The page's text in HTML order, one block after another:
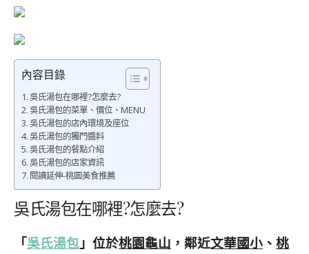
內容目錄
吳氏湯包在哪裡?怎麼去?
吳氏湯包的菜單、價位、MENU
吳氏湯包的店內環境及座位
吳氏湯包的獨門醬料
吳氏湯包的餐點介紹
吳氏湯包的店家資訊
閱讀延伸-桃園美食推薦
吳氏湯包在哪裡?怎麼去?
「吳氏湯包 」位於桃園龜山 ，鄰近文華國小 、 桃